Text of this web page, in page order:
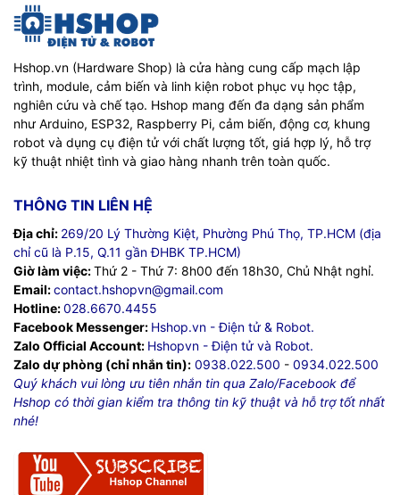
Hshop.vn (Hardware Shop) là cửa hàng cung cấp mạch lập
trình, module, cảm biến và linh kiện robot phục vụ học tập,
nghiên cứu và chế tạo. Hshop mang đến đa dạng sản phẩm
như Arduino, ESP32, Raspberry Pi, cảm biến, động cơ, khung
robot và dụng cụ điện tử với chất lượng tốt, giá hợp lý, hỗ trợ
kỹ thuật nhiệt tình và giao hàng nhanh trên toàn quốc.
THÔNG TIN LIÊN HỆ
Địa chỉ: 269/20 Lý Thường Kiệt, Phường Phú Thọ, TP.HCM (địa
chỉ cũ là P.15, Q.11 gần ĐHBK TP.HCM)
Giờ làm việc:Thứ 2 - Thứ 7: 8h00 đến 18h30, Chủ Nhật nghỉ.
Email:contact.hshopvn@gmail.com
Hotline:028.6670.4455
Facebook Messenger: Hshop.vn - Điện tử & Robot.
Zalo Official Account: Hshopvn - Điện tử và Robot.
Zalo dự phòng (chỉ nhắn tin): 0938.022.500 - 0934.022.500
Quý khách vui lòng ưu tiên nhắn tin qua Zalo/Facebook để
Hshop có thời gian kiểm tra thông tin kỹ thuật và hỗ trợ tốt nhất
nhé!